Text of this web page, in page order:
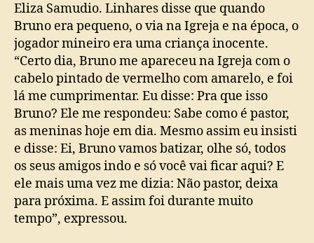
Eliza Samudio. Linhares disse que quando
Bruno era pequeno, o via na Igreja e na época, o
jogador mineiro era uma criança inocente.
“Certo dia, Bruno me apareceu na Igreja com o
cabelo pintado de vermelho com amarelo, e foi
lá me cumprimentar. Eu disse: Pra que isso
Bruno? Ele me respondeu: Sabe como é pastor,
as meninas hoje em dia. Mesmo assim eu insisti
e disse: Ei, Bruno vamos batizar, olhe só, todos
os seus amigos indo e só você vai ficar aqui? E
ele mais uma vez me dizia: Não pastor, deixa
para próxima. E assim foi durante muito
tempo”, expressou.